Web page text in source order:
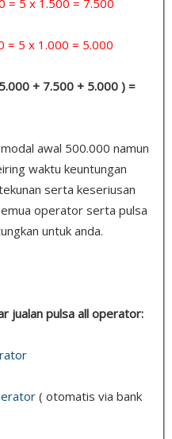
1.000 = 5.000
+ 7.500 + 5.000 ) =
awal 500.000 namun
waktu keuntungan
serta keseriusan
operator serta pulsa
untuk anda.
jualan pulsa all operator:
( otomatis via bank